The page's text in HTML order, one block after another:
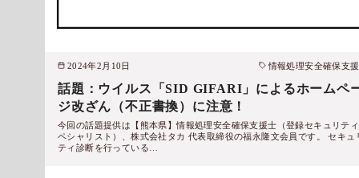
2024年2月10日 情報処理安全確保支
話題：ウイルス「SID GIFARI」によるホームペ
ジ改ざん（不正書換）に注意！
今回の話題提供は【熊本県】情報処理安全確保支援士（登録セキュリテ
ペシャリスト）、株式会社タカ 代表取締役の福永隆文会員です。 セキュ
ティ診断を行っている…